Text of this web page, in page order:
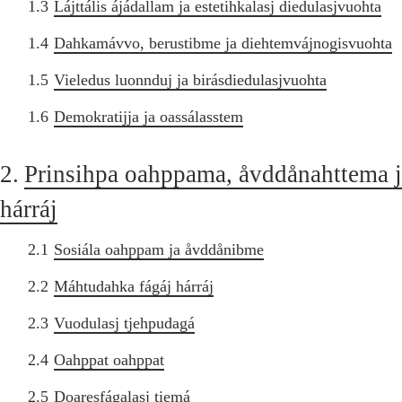
1.3 Lájttális ájádallam ja estetihkalasj diedulasjvuohta
1.4 Dahkamávvo, berustibme ja diehtemvájnogisvuohta
1.5 Vieledus luonnduj ja birásdiedulasjvuohta
1.6 Demokratijja ja oassálasstem
2. Prinsihpa oahppama, åvddånahttema
hárráj
2.1 Sosiála oahppam ja åvddånibme
2.2 Máhtudahka fágáj hárráj
2.3 Vuodulasj tjehpudagá
2.4 Oahppat oahppat
2.5 Doaresfágalasj tiemá